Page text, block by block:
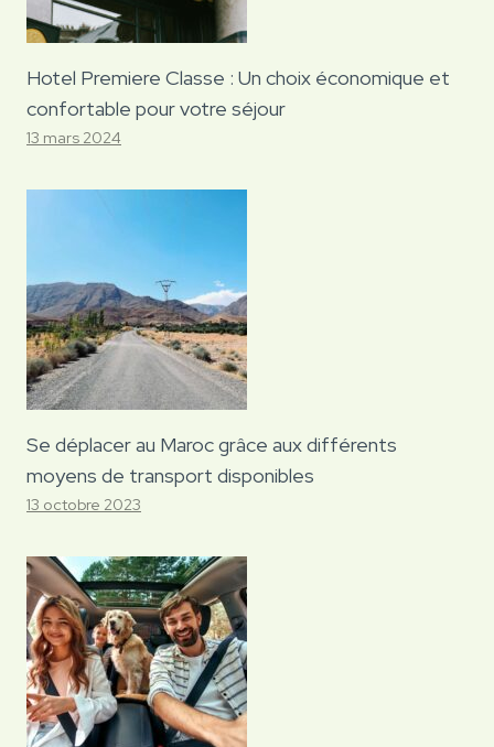
Hotel Premiere Classe : Un choix économique et
confortable pour votre séjour
13 mars 2024
Se déplacer au Maroc grâce aux différents
moyens de transport disponibles
13 octobre 2023